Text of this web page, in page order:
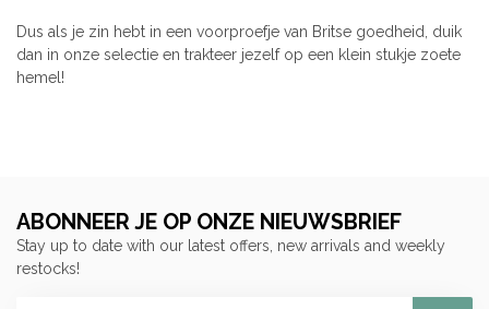
Dus als je zin hebt in een voorproefje van Britse goedheid, duik
dan in onze selectie en trakteer jezelf op een klein stukje zoete
hemel!
ABONNEER JE OP ONZE NIEUWSBRIEF
Stay up to date with our latest offers, new arrivals and weekly
restocks!